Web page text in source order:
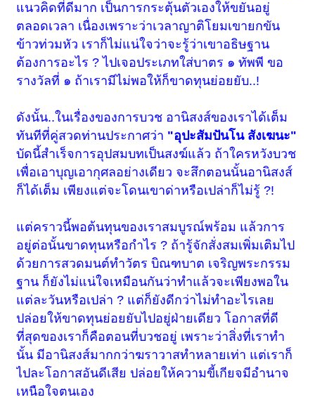
แนวคิดที่ดีมาก เป็นการกระตุ้นตัวเองให้ขยันอยู่
ตลอดเวลา เนื่องเพราะว่าเวลาญาติโยมเขายกขัน
ข้าวท่วมหัว เราก็ไม่แน่ใจว่าจะรู้ว่าเขาอธิษฐาน
ต้องการอะไร ? ไปเจอประเภทใส่บาตร ๑ ทัพพี ขอ
รางวัลที่ ๑ ถ้าเรามีไม่พอให้ก็ขาดทุนย่อยยับ..!
ดังนั้น..ในเรื่องของการบวช อานิสงส์ของเราได้เต็ม
ทันทีที่คู่สวดท่านประกาศว่า "อุปะสัมปันโน สังเฆนะ"
บัดนี้สำเร็จการอุปสมบทเป็นสงฆ์แล้ว ถ้าใครหวังบวช
เพื่อเอาบุญเอากุศลอย่างเดียว จะสึกตอนนั้นอานิสงส์
ก็ได้เต็ม เพียงแต่จะโดนเขาด่าหรือเปล่าก็ไม่รู้ ?!
แต่คราวนี้พอต้นทุนของเราสมบูรณ์พร้อม แล้วการ
อยู่ต่อนั้นขาดทุนหรือกำไร ? ถ้ารู้จักสั่งสมเพิ่มเติมไป
ด้วยการสวดมนต์ทำวัตร บิณฑบาต เจริญพระกรรม
ฐาน ก็ยังไม่แน่ใจเหมือนกันว่าทำแล้วจะเพียงพอใน
แต่ละวันหรือเปล่า ? แต่ก็ยังดีกว่าไม่ทำอะไรเลย
ปล่อยให้ขาดทุนย่อยยับไปอยู่ฝ่ายเดียว โอกาสที่ดี
ที่สุดของเราก็คือตอนที่บวชอยู่ เพราะว่าสิ่งที่เราทำ
นั้น มีอานิสงส์มากกว่าฆราวาสทำหลายเท่า แต่เราก็
ไปละโอกาสอันดีเสีย ปล่อยให้ความขี้เกียจมีอำนาจ
เหนือใจตนเอง